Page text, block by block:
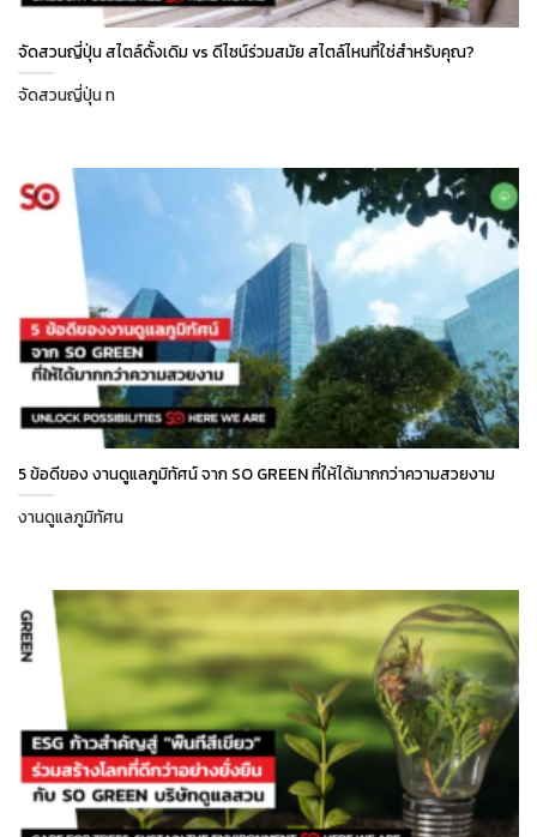
จัดสวนญี่ปุ่น สไตล์ดั้งเดิม vs ดีไซน์ร่วมสมัย สไตล์ไหนที่ใช่สำหรับคุณ?
จัดสวนญี่ปุ่น ท
5 ข้อดีของ งานดูแลภูมิทัศน์ จาก SO GREEN ที่ให้ได้มากกว่าความสวยงาม
งานดูแลภูมิทัศน